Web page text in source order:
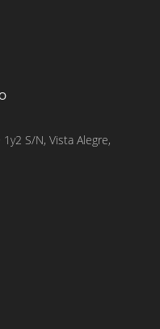
S/N, Vista Alegre,